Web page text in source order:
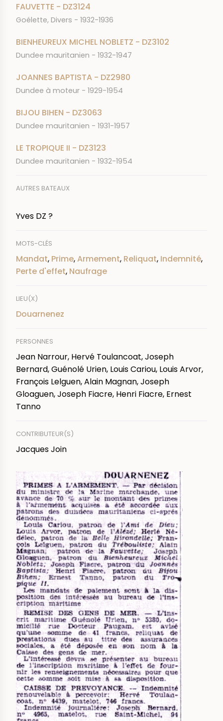
FAUVETTE - DZ3124
Goélette, Divers - 1932-1936
BIENHEUREUX MICHEL NOBLETZ - DZ3102
Dundee mauritanien - 1932-1947
JOANNES BAPTISTA - DZ2980
Dundee à moteur - 1929-1954
BIJOU BIHEN - DZ3063
Dundee mauritanien - 1931-1957
LE TROPIQUE II - DZ3123
Dundee mauritanien - 1932-1954
AUTRES BATEAUX
Yves DZ ?
MOTS-CLÉS
Mandat, Prime,Armement, Reliquat, Indemnité,
Perte d'effet, Naufrage
LIEU(X)
Douarnenez
PERSONNES
Jean Narrour, Hervé Toulancoat, Joseph
Bernard, Guénolé Urien, Louis Cariou, Louis Arvor,
François Lelguen, Alain Magnan, Joseph
Gloaguen, Joseph Fiacre, Henri Fiacre, Ernest
Tanno
CONTRIBUTEUR(S)
Jacques Join
IMAGE